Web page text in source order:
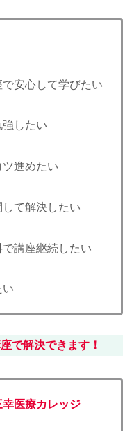
安心して学びたい
強したい
ツ進めたい
て解決したい
講座継続したい
い
で解決できます！
医療カレッジ